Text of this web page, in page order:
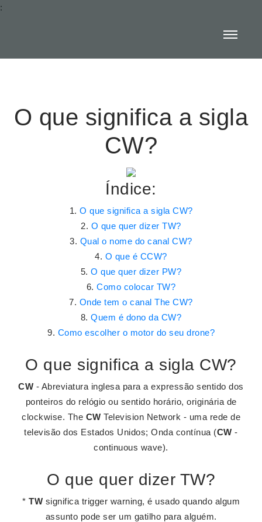
:
O que significa a sigla
CW?
Índice:
O que significa a sigla CW?
O que quer dizer TW?
Qual o nome do canal CW?
O que é CCW?
O que quer dizer PW?
Como colocar TW?
Onde tem o canal The CW?
Quem é dono da CW?
Como escolher o motor do seu drone?
O que significa a sigla CW?
CW - Abreviatura inglesa para a expressão sentido dos
ponteiros do relógio ou sentido horário, originária de
clockwise. The CW Television Network - uma rede de
televisão dos Estados Unidos; Onda contínua (CW -
continuous wave).
O que quer dizer TW?
* TW significa trigger warning, é usado quando algum
assunto pode ser um gatilho para alguém.